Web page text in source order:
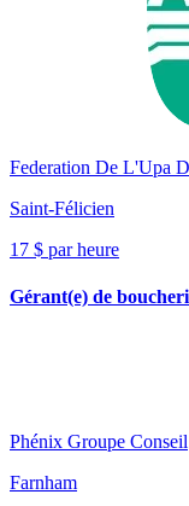
Federation De L'Upa
Saint-Félicien
17 $ par heure
Gérant(e) de
Phénix Groupe Conseil
Farnham